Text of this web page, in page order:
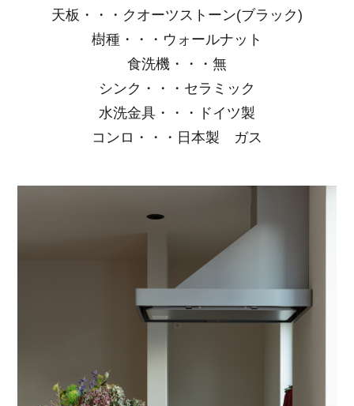
天板・・・クオーツストーン(ブラック)
樹種・・・ウォールナット
食洗機・・・無
シンク・・・セラミック
水洗金具・・・ドイツ製
コンロ・・・日本製 ガス